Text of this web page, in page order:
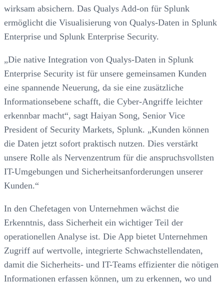
wirksam absichern. Das Qualys Add-on für Splunk
ermöglicht die Visualisierung von Qualys-Daten in Splunk
Enterprise und Splunk Enterprise Security.
„Die native Integration von Qualys-Daten in Splunk
Enterprise Security ist für unsere gemeinsamen Kunden
eine spannende Neuerung, da sie eine zusätzliche
Informationsebene schafft, die Cyber-Angriffe leichter
erkennbar macht“, sagt Haiyan Song, Senior Vice
President of Security Markets, Splunk. „Kunden können
die Daten jetzt sofort praktisch nutzen. Dies verstärkt
unsere Rolle als Nervenzentrum für die anspruchsvollsten
IT-Umgebungen und Sicherheitsanforderungen unserer
Kunden.“
In den Chefetagen von Unternehmen wächst die
Erkenntnis, dass Sicherheit ein wichtiger Teil der
operationellen Analyse ist. Die App bietet Unternehmen
Zugriff auf wertvolle, integrierte Schwachstellendaten,
damit die Sicherheits- und IT-Teams effizienter die nötigen
Informationen erfassen können, um zu erkennen, wo und